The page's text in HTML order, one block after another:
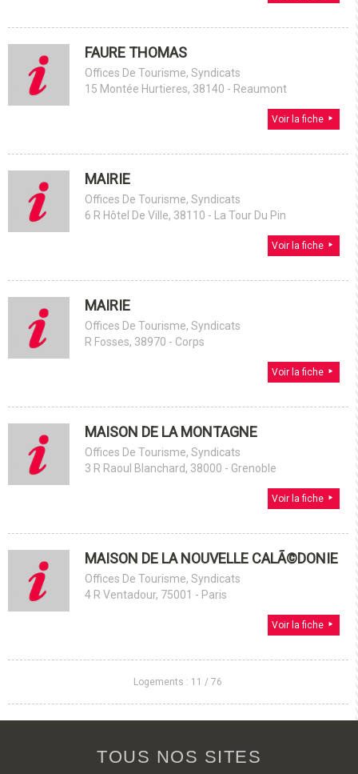
FAURE THOMAS
Offices De Tourisme, Syndicats
15 Montée Hurtieres, 38140 - Reaumont
Voir la fiche
MAIRIE
Offices De Tourisme, Syndicats
6 R Hôtel De Ville, 38110 - La Tour Du Pin
Voir la fiche
MAIRIE
Offices De Tourisme, Syndicats
R Fosses, 38970 - Corps
Voir la fiche
MAISON DE LA MONTAGNE
Offices De Tourisme, Syndicats
3 R Raoul Blanchard, 38000 - Grenoble
Voir la fiche
MAISON DE LA NOUVELLE CALÃ©DONIE
Offices De Tourisme, Syndicats
4 R Ventadour, 75001 - Paris
Voir la fiche
Logements : 11 /76
TOUS NOS SITES